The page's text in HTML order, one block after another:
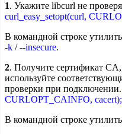
1. Укажите libcurl не
curl_easy_setopt(curl,
В командной строке
-k /--insecure.
2. Получите сертификат
используйте
проверки при
CURLOPT_CAINFO, cacert);
В командной строке